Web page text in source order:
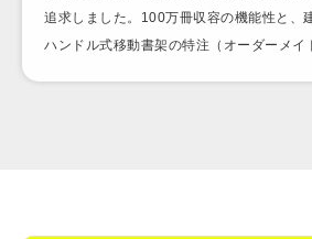
追求しました。100万冊収容の機能性と、
ハンドル式移動書架の特注（オーダーメイ